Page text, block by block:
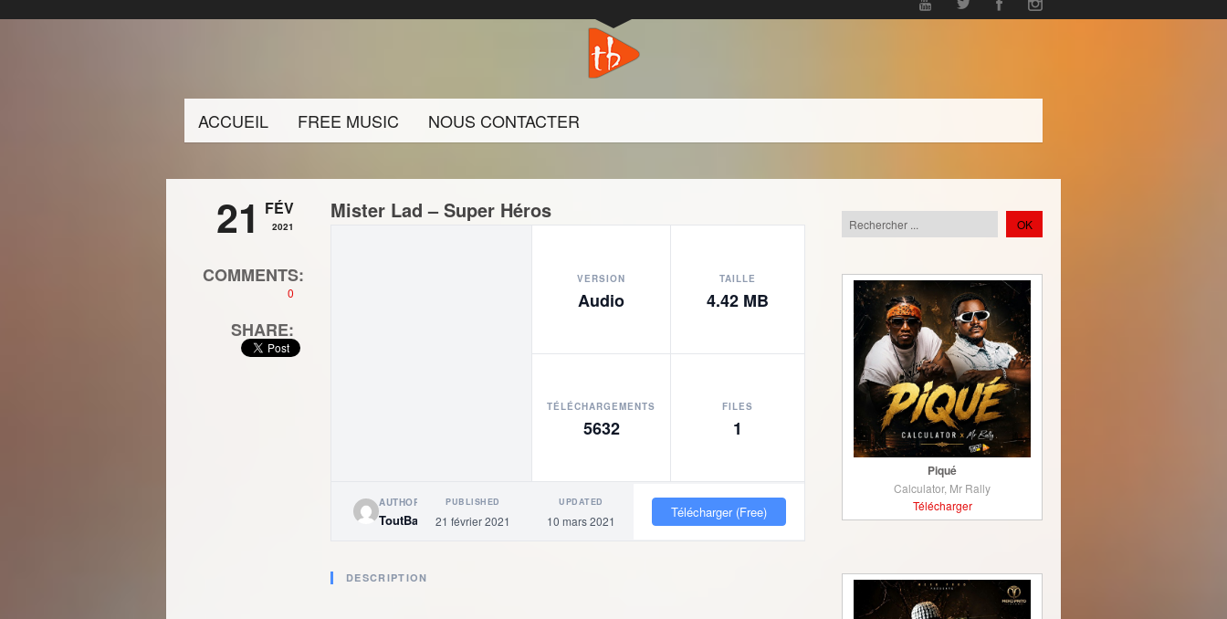
ACCUEIL FREE MUSIC NOUS CONTACTER
21 FÉV
2021
COMMENTS:
0
SHARE:
Mister Lad – Super Héros
VERSION
Audio
TAILLE
4.42 MB
TÉLÉCHARGEMENTS
5632
FILES
1
AUTHOR
ToutBaigne
PUBLISHED
21 février 2021
UPDATED
10 mars 2021
Télécharger (Free)
DESCRIPTION
Piqué
Calculator, Mr Rally
Télécharger